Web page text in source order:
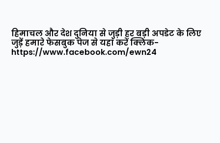
हिमाचल और देश दुनिया से जुड़ी हर बड़ी अपडेट के लिए
जुड़ें हमारे फेसबुक पेज से यहां करें क्लिक-
https://www.facebook.com/ewn24